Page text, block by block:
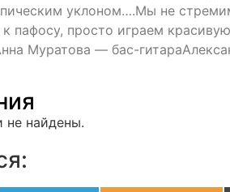
уклоном….Мы не
пафосу, просто играем
Муратова — бас-
не найдены.